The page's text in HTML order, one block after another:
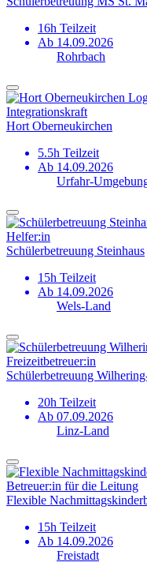
16h Teilzeit
Ab 14.09.2026
Rohrbach
Integrationskraft
Hort Oberneukirchen
5.5h Teilzeit
Ab 14.09.2026
Urfahr-
Helfer:in
Schülerbetreuung Steinhaus
15h Teilzeit
Ab 14.09.2026
Wels-Land
Freizeitbetreuer:in
Schülerbetreuung
20h Teilzeit
Ab 07.09.2026
Linz-Land
Betreuer:in für die Leitung
Flexible
15h Teilzeit
Ab 14.09.2026
Freistadt